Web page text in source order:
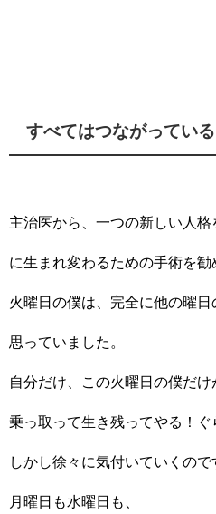
すべてはつながってい
主治医から、一つの新しい人格
に生まれ変わるための手術を勧
火曜日の僕は、完全に他の曜日
思っていました。
自分だけ、この火曜日の僕だけ
乗っ取って生き残ってやる！ぐ
しかし徐々に気付いていくので
月曜日も水曜日も、